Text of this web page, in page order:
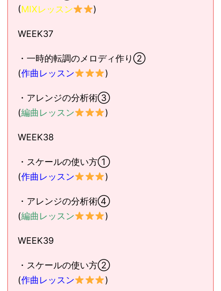
(MIXレッスン )
WEEK37
・一時的転調のメロディ作り②
(作曲レッスン )
・アレンジの分析術③
(編曲レッスン )
WEEK38
・スケールの使い方①
(作曲レッスン )
・アレンジの分析術④
(編曲レッスン )
WEEK39
・スケールの使い方②
(作曲レッスン )